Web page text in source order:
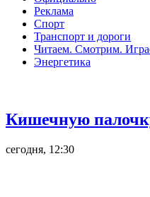
Реклама
Спорт
Транспорт и дороги
Читаем. Смотрим.
Энергетика
Кишечную
сегодня, 12:30